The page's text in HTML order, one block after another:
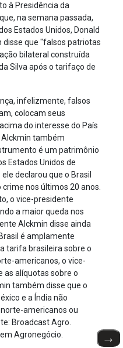
à Presidência da
na semana passada,
Estados Unidos, Donald
disse que "falsos patriotas
bilateral construída
Silva após o tarifaço de
infelizmente, falsos
colocam seus
do interesse do País
Alckmin também
é um patrimônio
Estados Unidos de
declarou que o Brasil
nos últimos 20 anos.
o vice-presidente
a maior queda nos
Alckmin disse ainda
é amplamente
tarifa brasileira sobre o
americanos, o vice-
alíquotas sobre o
também disse que o
e a Índia não
americanos ou
Broadcast Agro.
Agronegócio.
→